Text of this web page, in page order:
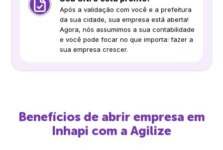
Após a validação com você e a prefeitura
da sua cidade, sua empresa está aberta!
Agora, nós assumimos a sua contabilidade
e você pode focar no que importa: fazer a
sua empresa crescer.
Benefícios de abrir empresa em
Inhapi com a Agilize